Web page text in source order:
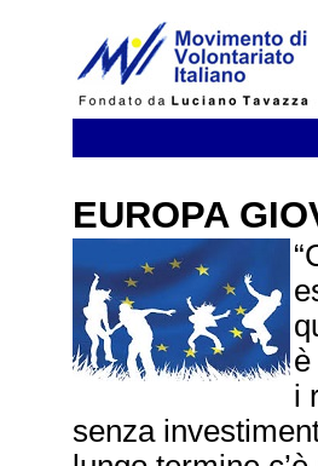
EUROPA
i
senza